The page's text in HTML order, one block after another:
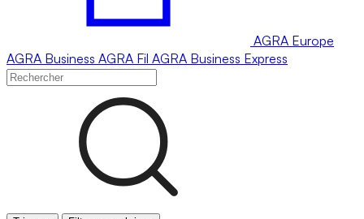
AGRA Europe
AGRA Business AGRA Fil AGRA Business Express